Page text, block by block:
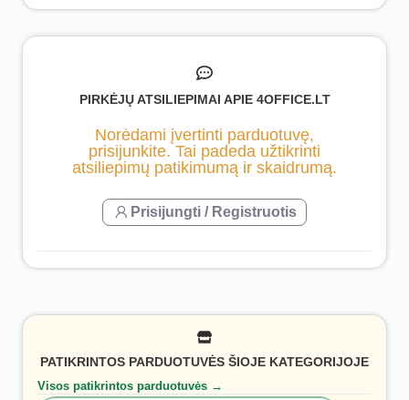
PIRKĖJŲ ATSILIEPIMAI APIE 4OFFICE.LT
Norėdami įvertinti parduotuvę,
prisijunkite. Tai padeda užtikrinti
atsiliepimų patikimumą ir skaidrumą.
Prisijungti / Registruotis
PATIKRINTOS PARDUOTUVĖS ŠIOJE KATEGORIJOJE
Visos patikrintos parduotuvės →